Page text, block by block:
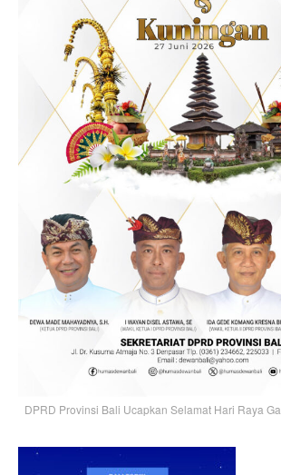
DPRD Provinsi Bali Ucapkan Selamat Hari Raya